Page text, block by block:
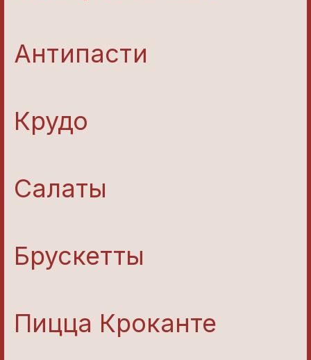
Антипасти
Крудо
Салаты
Брускетты
Пицца Кроканте